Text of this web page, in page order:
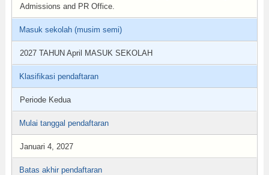
Admissions and PR Office.
Masuk sekolah (musim semi)
2027 TAHUN April MASUK SEKOLAH
Klasifikasi pendaftaran
Periode Kedua
Mulai tanggal pendaftaran
Januari 4, 2027
Batas akhir pendaftaran